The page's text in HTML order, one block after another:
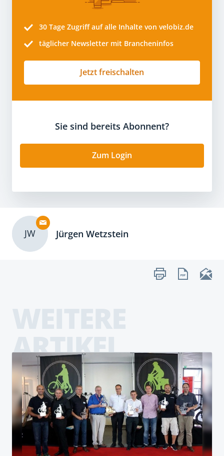
30 Tage Zugriff auf alle Inhalte von velobiz.de
täglicher Newsletter mit Brancheninfos
Jetzt freischalten
Sie sind bereits Abonnent?
Zum Login
JW Jürgen Wetzstein
ARTIKEL